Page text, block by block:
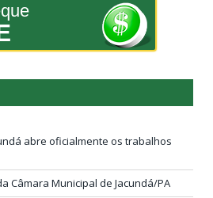
abre oficialmente os trabalhos
Câmara Municipal de Jacundá/PA